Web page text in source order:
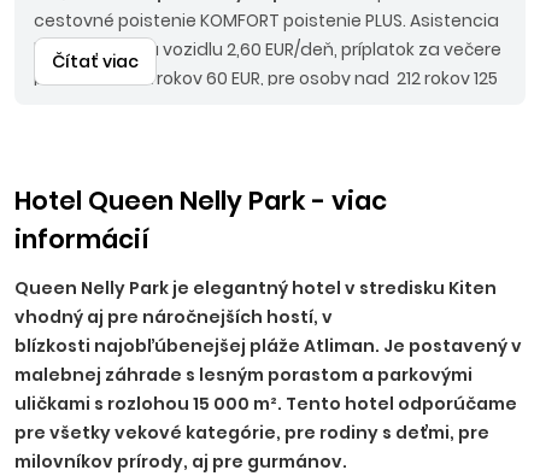
cestovné poistenie KOMFORT poistenie PLUS. Asistencia
k motorovému vozidlu 2,60 EUR/deň, príplatok za večere
pre osoby 7-12 rokov 60 EUR, pre osoby nad 212 rokov 125
EUR.
Ostatné príplatky:
(platba na mieste), parkovanie 5,5 EUR/deň.
Čítať viac
Hotel Queen Nelly Park - viac
informácií
Queen Nelly Park je elegantný hotel v stredisku Kiten
vhodný aj pre náročnejších hostí, v
blízkosti najobľúbenejšej pláže Atliman. Je postavený v
malebnej záhrade s lesným porastom a parkovými
uličkami s rozlohou 15 000 m². Tento hotel odporúčame
pre všetky vekové kategórie, pre rodiny s deťmi, pre
milovníkov prírody, aj pre gurmánov.